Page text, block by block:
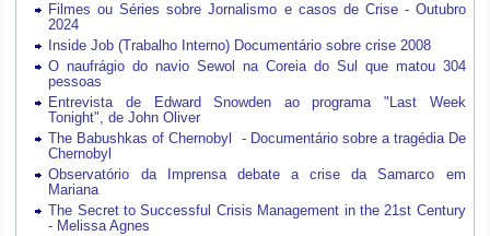
Filmes ou Séries sobre Jornalismo e casos de Crise - Outubro
2024
Inside Job (Trabalho Interno) Documentário sobre crise 2008
O naufrágio do navio Sewol na Coreia do Sul que matou 304
pessoas
Entrevista de Edward Snowden ao programa "Last Week
Tonight", de John Oliver
The Babushkas of Chernobyl - Documentário sobre a tragédia De
Chernobyl
Observatório da Imprensa debate a crise da Samarco em
Mariana
The Secret to Successful Crisis Management in the 21st Century
- Melissa Agnes